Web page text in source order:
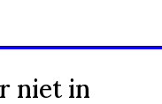
niet in